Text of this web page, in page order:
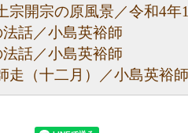
宗開宗の原風景／令和4年
話／小島英裕師
話／小島英裕師
走（十二月）／小島英裕師